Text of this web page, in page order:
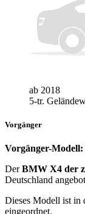
ab 2018
5-tr.
Vorgänger
Vorgänger-Modell:
DerBMW X4 der
Deutschland
Dieses Modell ist in
eingeordnet.